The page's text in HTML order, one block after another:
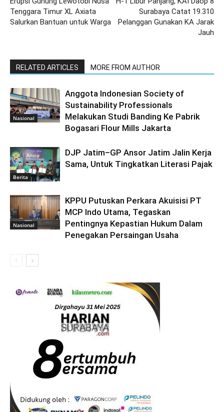
Tenggara Timur XL Axiata
Salurkan Bantuan untuk Warga
Surabaya Catat 19.310
Pelanggan Gunakan KA Jarak
Jauh
RELATED ARTICLES MORE FROM AUTHOR
Nasional
Anggota Indonesian Society of
Sustainability Professionals
Melakukan Studi Banding Ke Pabrik
Bogasari Flour Mills Jakarta
Berita
DJP Jatim–GP Ansor Jatim Jalin Kerja
Sama, Untuk Tingkatkan Literasi Pajak
Nasional
KPPU Putuskan Perkara Akuisisi PT
MCP Indo Utama, Tegaskan
Pentingnya Kepastian Hukum Dalam
Penegakan Persaingan Usaha